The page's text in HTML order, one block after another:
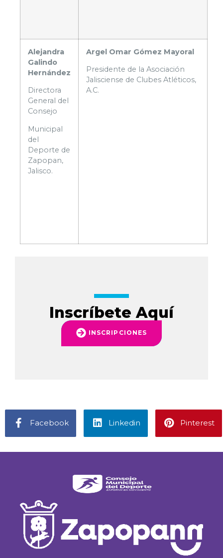
Alejandra
Galindo
Hernández
Directora
General del
Consejo
Municipal
del
Deporte de
Zapopan,
Jalisco.
Argel Omar Gómez Mayoral
Presidente de la Asociación
Jalisciense de Clubes Atléticos,
A.C.
Inscríbete Aquí
INSCRIPCIONES
Facebook Linkedin Pinterest